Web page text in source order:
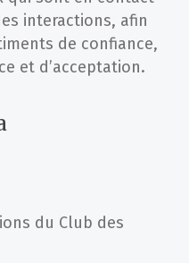
interactions, afin
de confiance,
et d’acceptation.
du Club des